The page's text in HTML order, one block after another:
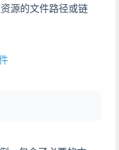
源的文件路径或链